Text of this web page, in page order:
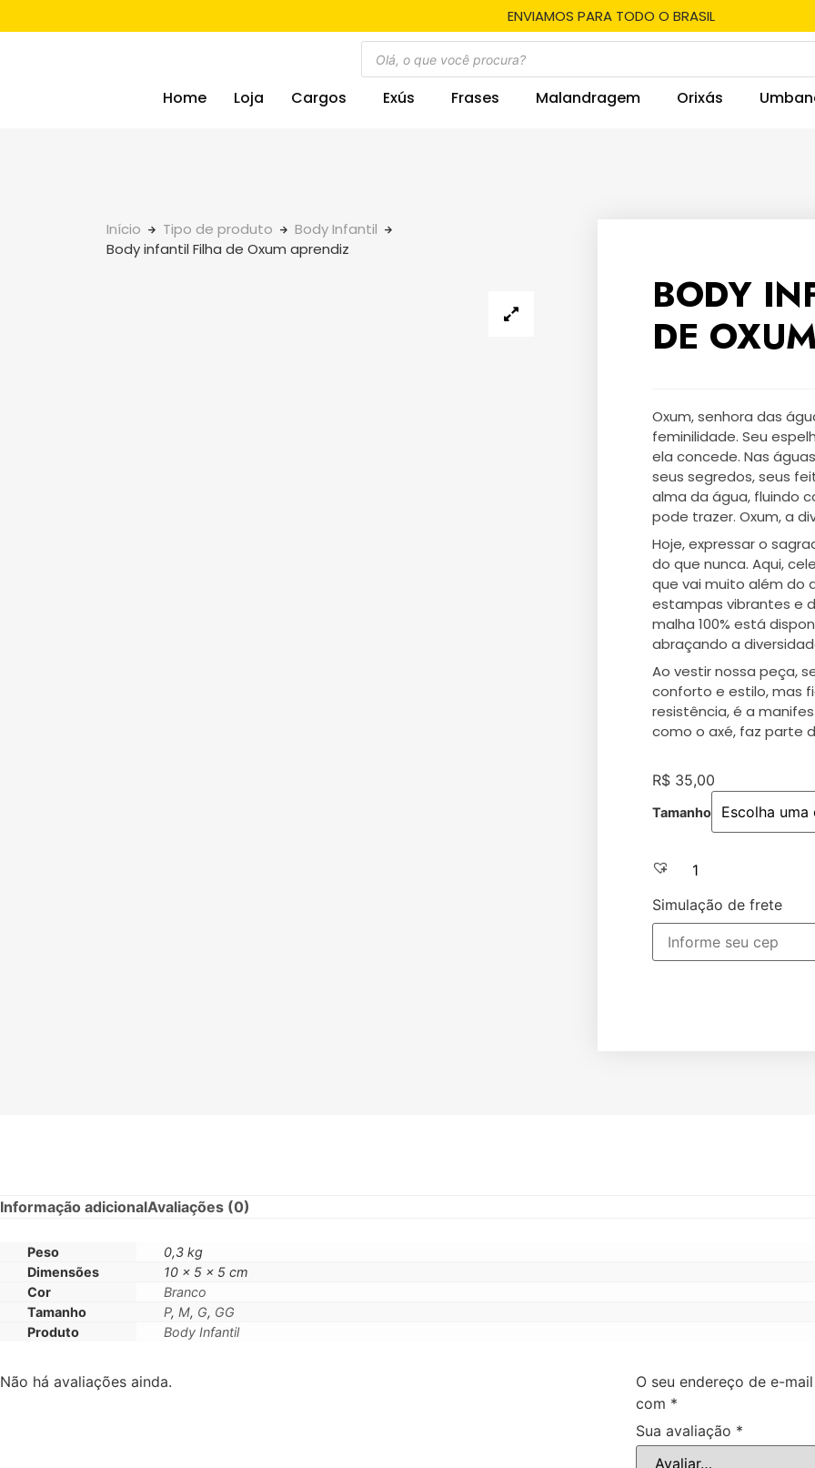
ENVIAMOS PARA TODO O BRASIL
Home Loja Cargos Exús Frases Malandragem Orixás
Início Tipo de produto
Body Infantil
Body infantil Filha de Oxum aprendiz
BODY
DE
Oxum, senhora das
feminilidade. Seu
ela concede. Nas
seus segredos, seus
alma da água, fluindo
pode trazer. Oxum, a
Hoje, expressar o
do que nunca. Aqui,
que vai muito além do
estampas vibrantes e
malha 100% está
abraçando a
Ao vestir nossa peça,
conforto e estilo, mas
resistência, é a
como o axé, faz parte
R$ 35,00
Tamanho
Simulação de frete
Informação adicionalAvaliações (0)
Peso
0,3 kg
Dimensões
10 × 5 × 5 cm
Cor
Branco
Tamanho
P, M, G, GG
Produto
Body Infantil
Não há avaliações ainda. O seu endereço de e-
com *
Sua avaliação *